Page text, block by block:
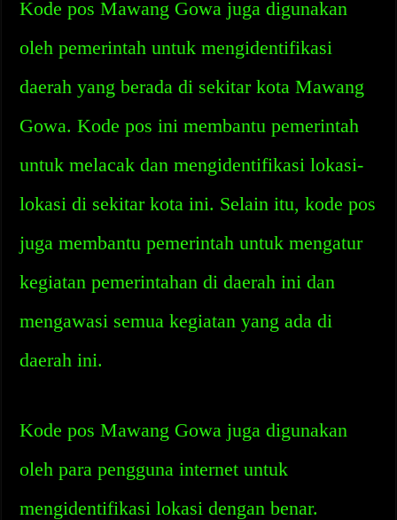
Kode pos Mawang Gowa juga digunakan
oleh pemerintah untuk mengidentifikasi
daerah yang berada di sekitar kota Mawang
Gowa. Kode pos ini membantu pemerintah
untuk melacak dan mengidentifikasi lokasi-
lokasi di sekitar kota ini. Selain itu, kode pos
juga membantu pemerintah untuk mengatur
kegiatan pemerintahan di daerah ini dan
mengawasi semua kegiatan yang ada di
daerah ini.
Kode pos Mawang Gowa juga digunakan
oleh para pengguna internet untuk
mengidentifikasi lokasi dengan benar.